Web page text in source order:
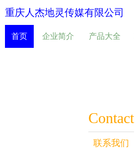
重庆人杰地灵传媒有限公司
首页 企业简介 产品大全
Contact
联系我们